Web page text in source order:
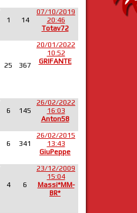
1 14
07/10/2019
20:46
Totav72
25
367
20/01/2022
10:52
GRIFANTE
6 145
26/02/2022
16:03
Anton58
6 341
26/02/2015
13:43
GiuPeppe
4
6
23/12/2009
15:04
Massi*MM-
BR*